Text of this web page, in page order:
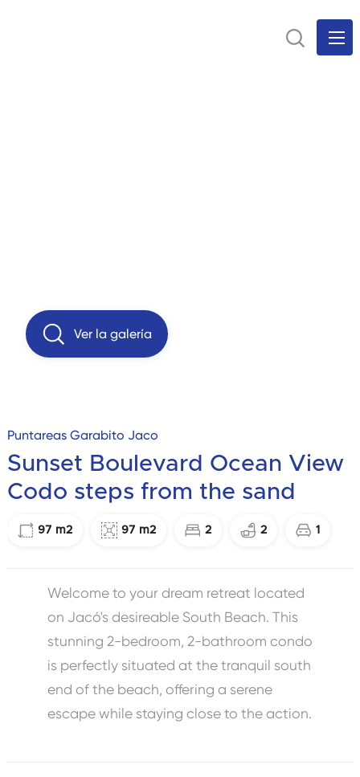
Ver la galería
Puntareas Garabito Jaco
Sunset Boulevard Ocean View
Codo steps from the sand
97 m2 97 m2 2 2 1
Welcome to your dream retreat located
on Jacó's desireable South Beach. This
stunning 2-bedroom, 2-bathroom condo
is perfectly situated at the tranquil south
end of the beach, offering a serene
escape while staying close to the action.